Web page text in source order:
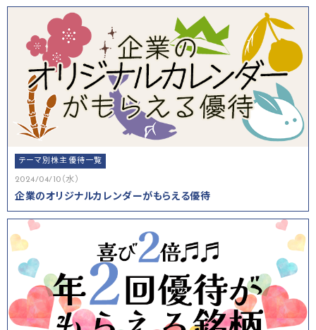
テーマ別株主優待一覧
2024/04/10（水）
企業のオリジナルカレンダーがもらえる優待